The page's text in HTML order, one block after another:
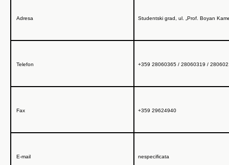
Adresa Studentski grad, ul. „Prof. Boyan
Telefon +359 28060365 / 28060319 /
Fax +359 29624940
E-mail nespecificata